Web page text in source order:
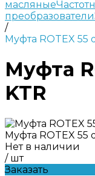
масляные
преобразователи
/
Муфта ROTEX 55
Муфта
KTR
Муфта ROTEX 55
Нет в наличии
/ шт
Заказать